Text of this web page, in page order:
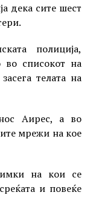
дека сите шест
полиција,
списокот на
телата на
Аирес, а во
мрежи на кое
на кои се
и повеќе